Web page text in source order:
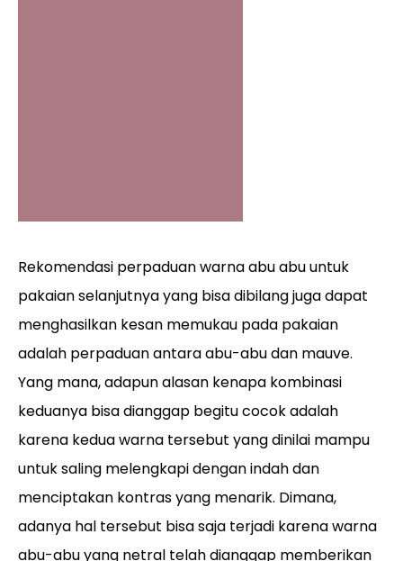
Rekomendasi perpaduan warna abu abu untuk
pakaian selanjutnya yang bisa dibilang juga dapat
menghasilkan kesan memukau pada pakaian
adalah perpaduan antara abu-abu dan mauve.
Yang mana, adapun alasan kenapa kombinasi
keduanya bisa dianggap begitu cocok adalah
karena kedua warna tersebut yang dinilai mampu
untuk saling melengkapi dengan indah dan
menciptakan kontras yang menarik. Dimana,
adanya hal tersebut bisa saja terjadi karena warna
abu-abu yang netral telah dianggap memberikan